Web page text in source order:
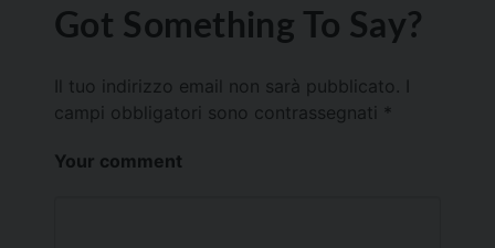
Got Something To Say?
Il tuo indirizzo email non sarà pubblicato.
campi obbligatori sono contrassegnati *
Your comment